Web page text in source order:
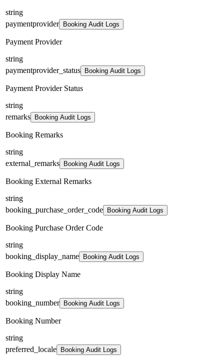
string
paymentprovider
Booking Audit Logs
Payment Provider
string
paymentprovider_status
Booking Audit Logs
Payment Provider Status
string
remarks
Booking Audit Logs
Booking Remarks
string
external_remarks
Booking Audit Logs
Booking External Remarks
string
booking_purchase_order_code
Booking Audit Logs
Booking Purchase Order Code
string
booking_display_name
Booking Audit Logs
Booking Display Name
string
booking_number
Booking Audit Logs
Booking Number
string
preferred_locale
Booking Audit Logs